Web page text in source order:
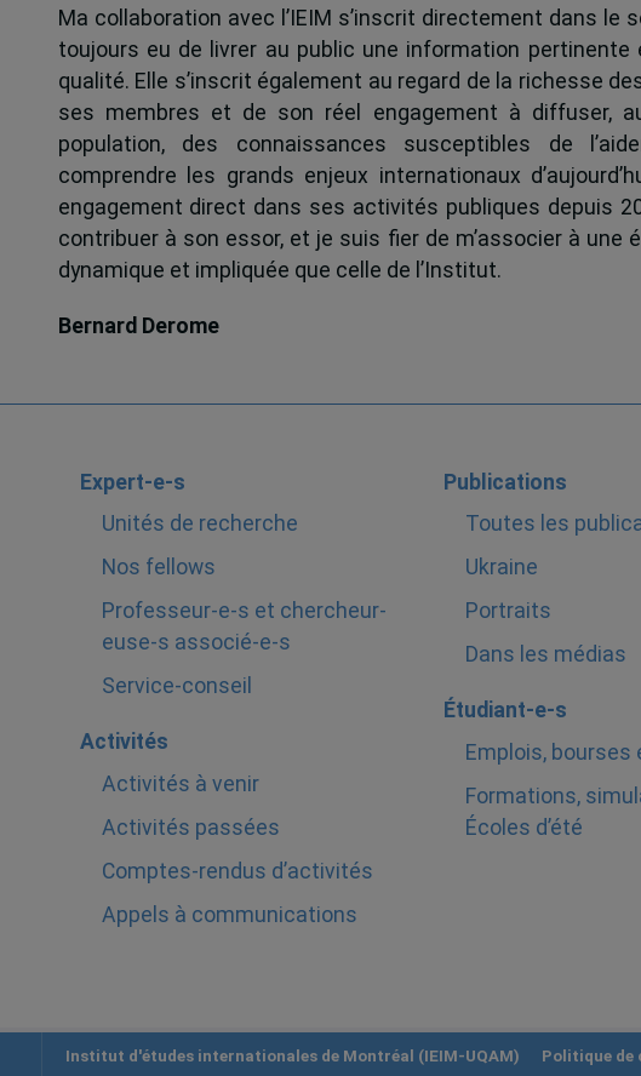
Ma collaboration avec l’IEIM s’inscrit directement dans le
toujours eu de livrer au public une information pertinente
qualité. Elle s’inscrit également au regard de la richesse
ses membres et de son réel engagement à diffuser,
population, des connaissances susceptibles de
comprendre les grands enjeux internationaux
engagement direct dans ses activités publiques depuis
contribuer à son essor, et je suis fier de m’associer à une
dynamique et impliquée que celle de l’Institut.
Bernard Derome
Expert-e-s
Unités de recherche
Nos fellows
Professeur-e-s et chercheur-
euse-s associé-e-s
Service-conseil
Activités
Activités à venir
Activités passées
Comptes-rendus d’activités
Appels à communications
Publications
Toutes les
Ukraine
Portraits
Dans les médias
Étudiant-e-s
Emplois, bourses
Formations,
Écoles d’été
Institut d'études internationales de Montréal (IEIM-UQAM) Politique